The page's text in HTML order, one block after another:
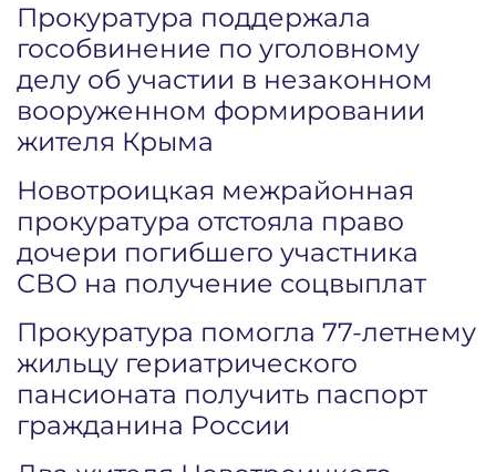
Прокуратура поддержала
гособвинение по уголовному
делу об участии в незаконном
вооруженном формировании
жителя Крыма
Новотроицкая межрайонная
прокуратура отстояла право
дочери погибшего участника
СВО на получение соцвыплат
Прокуратура помогла 77-летнему
жильцу гериатрического
пансионата получить паспорт
гражданина России